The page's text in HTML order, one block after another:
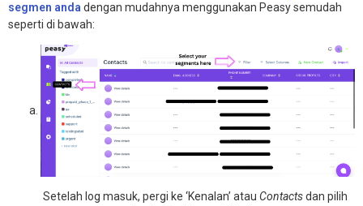
segmen andadengan mudahnya menggunakan Peasy semudah
seperti di bawah:
Setelah log masuk, pergi ke ‘Kenalan’ atau Contactsdan pilih